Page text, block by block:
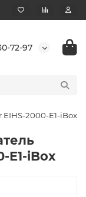
72-97
2000-E1-iBox
E1-iBox